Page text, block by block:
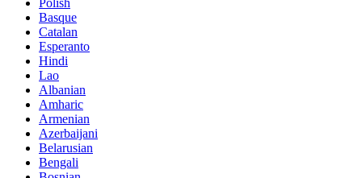
Basque
Catalan
Esperanto
Hindi
Lao
Albanian
Amharic
Armenian
Azerbaijani
Belarusian
Bengali